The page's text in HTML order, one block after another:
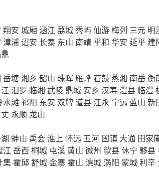
翔安 城厢 涵江 荔城秀屿仙游梅列 三元 明
漳浦诏安 长泰 东山 南靖平和 华安 延平 建
岳塘湘乡 韶山 珠晖 雁峰 石鼓 蒸湘 南岳衡
汨罗 临湘 武陵鼎城 安乡 汉寿 澧县 临澧
水滩 祁阳 东安 双牌道县 江永 宁远 蓝山 新
永顺龙山
蚌山 禹会淮上 怀远 五河 固镇 大通 田家
江 岳西 桐城 屯溪黄山 徽州 歙县休宁 黟县
集 霍邱舒城金寨 霍山 谯城 涡阳 蒙城利辛